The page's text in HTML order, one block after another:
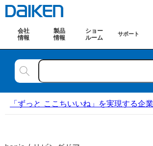
会社
情報
製品
情報
ショー
ルーム
サポート
「ずっと ここちいいね」を実現する企